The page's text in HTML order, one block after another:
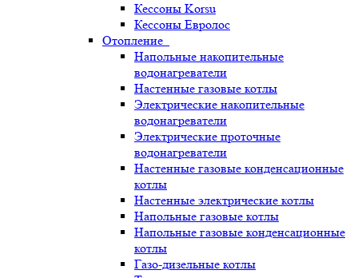
Кессоны Korsu
Кессоны Евролос
Отопление
Напольные накопительные
водонагреватели
Настенные газовые котлы
Электрические накопительные
водонагреватели
Электрические проточные
водонагреватели
Настенные газовые конденсационные
котлы
Настенные электрические котлы
Напольные газовые котлы
Напольные газовые конденсационные
котлы
Газо-дизельные котлы